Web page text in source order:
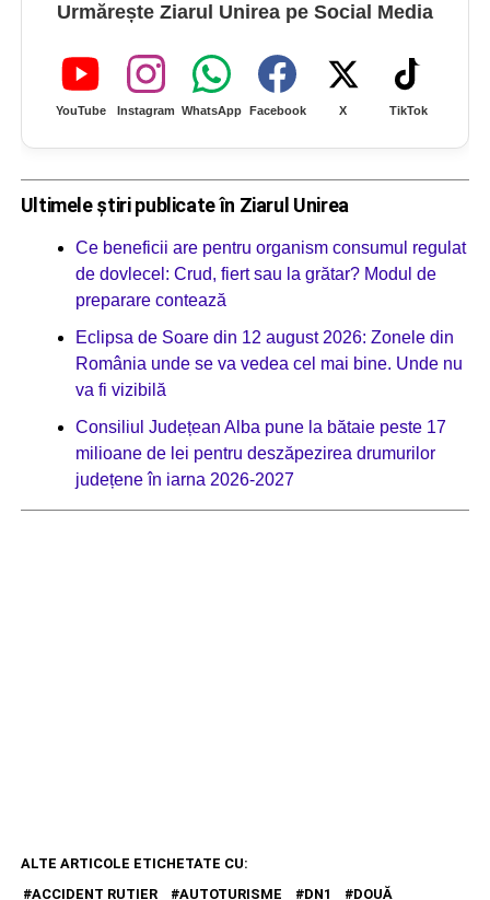
Urmărește Ziarul Unirea pe Social Media
YouTube Instagram WhatsApp Facebook X TikTok
Ultimele știri publicate în Ziarul Unirea
Ce beneficii are pentru organism consumul regulat
de dovlecel: Crud, fiert sau la grătar? Modul de
preparare contează
Eclipsa de Soare din 12 august 2026: Zonele din
România unde se va vedea cel mai bine. Unde nu
va fi vizibilă
Consiliul Județean Alba pune la bătaie peste 17
milioane de lei pentru deszăpezirea drumurilor
județene în iarna 2026-2027
ALTE ARTICOLE ETICHETATE CU:
ACCIDENT RUTIER
AUTOTURISME DN1 DOUĂ